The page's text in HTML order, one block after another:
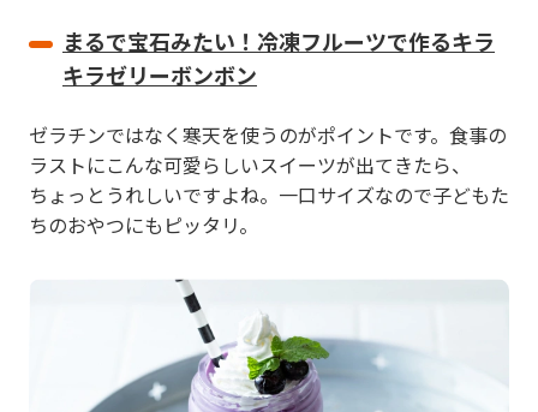
まるで宝石みたい！冷凍フルーツで作るキラ
キラゼリーボンボン
ゼラチンではなく寒天を使うのがポイントです。食事の
ラストにこんな可愛らしいスイーツが出てきたら、
ちょっとうれしいですよね。一口サイズなので子どもた
ちのおやつにもピッタリ。